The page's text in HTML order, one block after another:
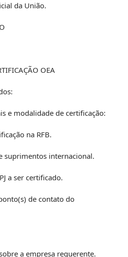
da União.
OEA
e modalidade de certificação:
na RFB.
suprimentos internacional.
a ser certificado.
de contato do
a empresa requerente.